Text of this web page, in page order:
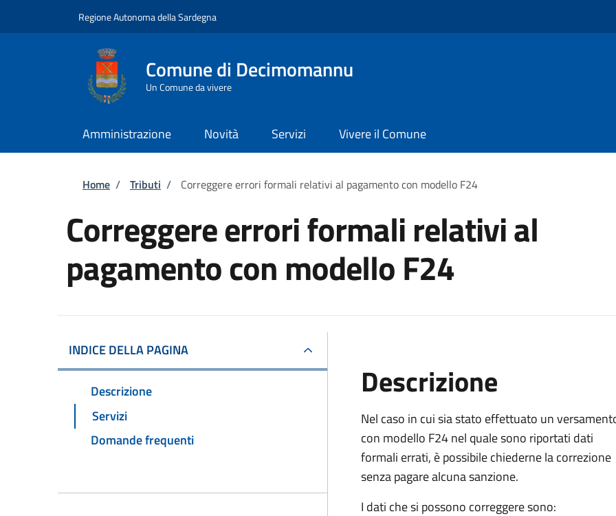
Regione Autonoma della Sardegna
Comune di Decimomannu
Un Comune da vivere
Amministrazione Novità Servizi Vivere il Comune
Briciole di pane
Home / Tributi / Correggere errori formali relativi al pagamento con modello F24
Correggere errori formali relativi al
pagamento con modello F24
INDICE DELLA PAGINA
Descrizione
Servizi
Domande frequenti
Descrizione
Nel caso in cui sia stato effettuato un
con modello F24 nel quale sono riportati dati
formali errati, è possibile chiederne la correzione
senza pagare alcuna sanzione.
I dati che si possono correggere sono: